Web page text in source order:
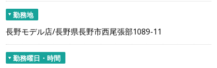
勤務地
長野モデル店/長野県長野市西尾張部1089-11
勤務曜日・時間